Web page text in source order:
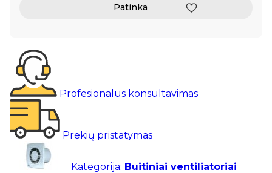
Patinka
Profesionalus konsultavimas
Prekių pristatymas
Kategorija: Buitiniai ventiliatoriai